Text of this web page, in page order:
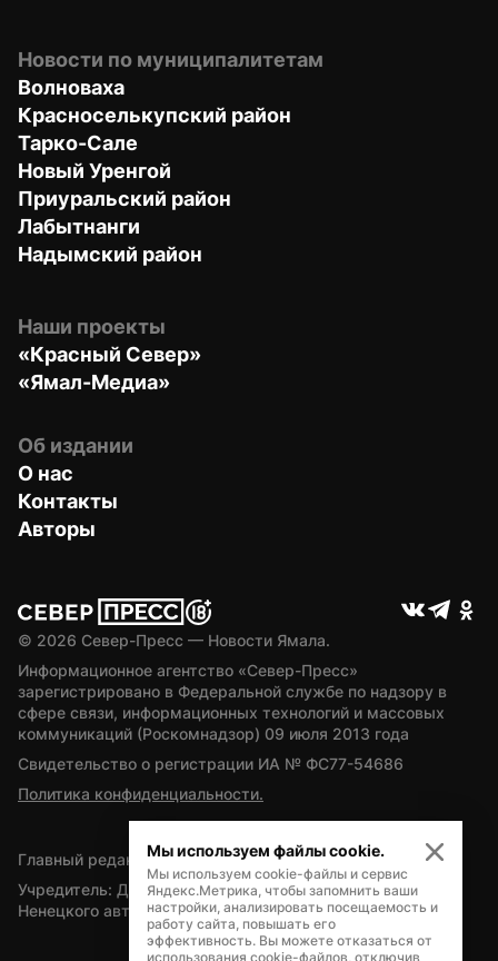
Новости по муниципалитетам
Волноваха
Красноселькупский район
Тарко-Сале
Новый Уренгой
Приуральский район
Лабытнанги
Надымский район
Наши проекты
«Красный Север»
«Ямал-Медиа»
Об издании
О нас
Контакты
Авторы
© 2026 Север-Пресс — Новости Ямала.
Информационное агентство «Север-Пресс»
зарегистрировано в Федеральной службе по надзору в
сфере связи, информационных технологий и массовых
коммуникаций (Роскомнадзор) 09 июля 2013 года
Свидетельство о регистрации ИА № ФС77-54686
Политика конфиденциальности.
Главный редактор — А.Л. Поздеев
Учредитель: Департамент внутренней политики Ямало-
Ненецкого автономного округа
Мы используем файлы cookie.
Мы используем cookie-файлы и сервис
Яндекс.Метрика, чтобы запомнить ваши
настройки, анализировать посещаемость и
работу сайта, повышать его
эффективность. Вы можете отказаться от
использования cookie-файлов, отключив